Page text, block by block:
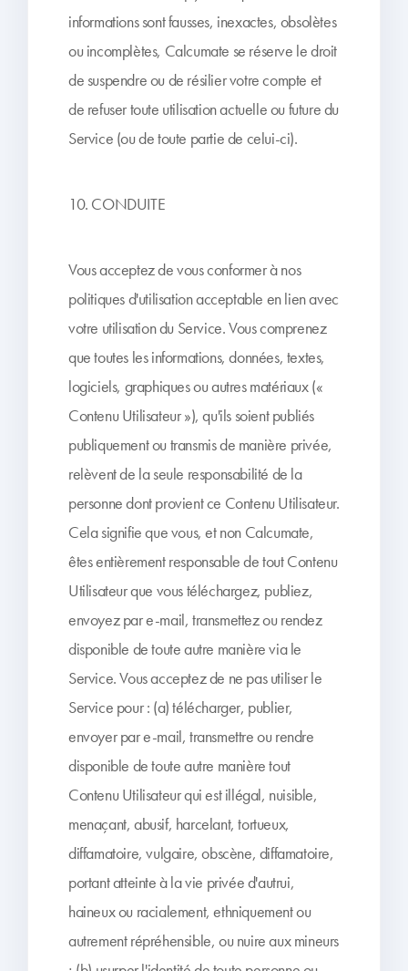
informations sont fausses, inexactes, obsolètes
ou incomplètes, Calcumate se réserve le droit
de suspendre ou de résilier votre compte et
de refuser toute utilisation actuelle ou future du
Service (ou de toute partie de celui-ci).
10. CONDUITE
Vous acceptez de vous conformer à nos
politiques d'utilisation acceptable en lien avec
votre utilisation du Service. Vous comprenez
que toutes les informations, données, textes,
logiciels, graphiques ou autres matériaux («
Contenu Utilisateur »), qu'ils soient publiés
publiquement ou transmis de manière privée,
relèvent de la seule responsabilité de la
personne dont provient ce Contenu Utilisateur.
Cela signifie que vous, et non Calcumate,
êtes entièrement responsable de tout Contenu
Utilisateur que vous téléchargez, publiez,
envoyez par e-mail, transmettez ou rendez
disponible de toute autre manière via le
Service. Vous acceptez de ne pas utiliser le
Service pour : (a) télécharger, publier,
envoyer par e-mail, transmettre ou rendre
disponible de toute autre manière tout
Contenu Utilisateur qui est illégal, nuisible,
menaçant, abusif, harcelant, tortueux,
diffamatoire, vulgaire, obscène, diffamatoire,
portant atteinte à la vie privée d'autrui,
haineux ou racialement, ethniquement ou
autrement répréhensible, ou nuire aux mineurs